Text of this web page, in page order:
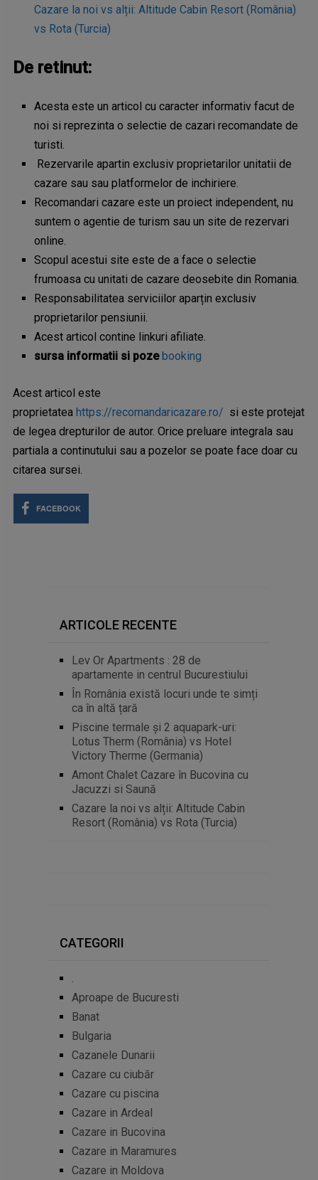
Cazare la noi vs alții: Altitude Cabin Resort (România)
vs Rota (Turcia)
De retinut:
Acesta este un articol cu caracter informativ facut de
noi si reprezinta o selectie de cazari recomandate de
turisti.
Rezervarile apartin exclusiv proprietarilor unitatii de
cazare sau sau platformelor de inchiriere.
Recomandari cazare este un proiect independent, nu
suntem o agentie de turism sau un site de rezervari
online.
Scopul acestui site este de a face o selectie
frumoasa cu unitati de cazare deosebite din Romania.
Responsabilitatea serviciilor aparțin exclusiv
proprietarilor pensiunii.
Acest articol contine linkuri afiliate.
sursa informatii si pozebooking
Acest articol este
proprietatea https://recomandaricazare.ro/ si este protejat
de legea drepturilor de autor. Orice preluare integrala sau
partiala a continutului sau a pozelor se poate face doar cu
citarea sursei.
FACEBOOK
ARTICOLE RECENTE
Lev Or Apartments : 28 de
apartamente in centrul Bucurestiului
În România există locuri unde te simți
ca în altă țară
Piscine termale și 2 aquapark-uri:
Lotus Therm (România) vs Hotel
Victory Therme (Germania)
Amont Chalet Cazare în Bucovina cu
Jacuzzi si Saună
Cazare la noi vs alții: Altitude Cabin
Resort (România) vs Rota (Turcia)
CATEGORII
Aproape de Bucuresti
Banat
Bulgaria
Cazanele Dunarii
Cazare cu ciubăr
Cazare cu piscina
Cazare in Ardeal
Cazare in Bucovina
Cazare in Maramures
Cazare in Moldova